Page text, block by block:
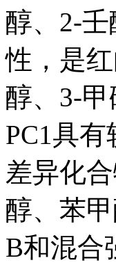
醇、2-
性，是
醇、3-
PC1具
差异化
醇、苯
B和混合